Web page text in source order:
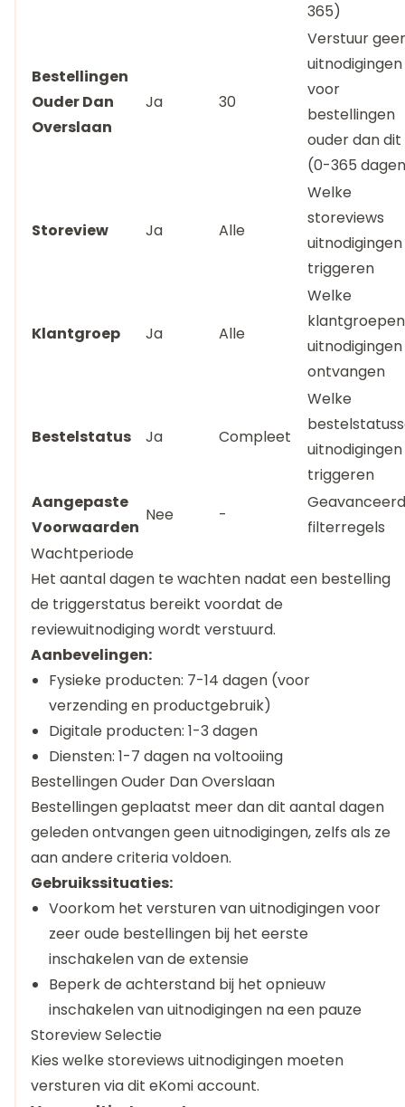
365)
Bestellingen
Ouder Dan
Overslaan
Ja 30
Verstuur
uitnodigingen
voor
bestellingen
ouder dan dit
(0-365
Storeview Ja Alle
Welke
storeviews
uitnodigingen
triggeren
Klantgroep Ja Alle
Welke
klantgroepen
uitnodigingen
ontvangen
Bestelstatus Ja Compleet
Welke
uitnodigingen
triggeren
Aangepaste
Voorwaarden
Nee -
filterregels
Wachtperiode
Het aantal dagen te wachten nadat een bestelling
de triggerstatus bereikt voordat de
reviewuitnodiging wordt verstuurd.
Aanbevelingen:
Fysieke producten: 7-14 dagen (voor
verzending en productgebruik)
Digitale producten: 1-3 dagen
Diensten: 1-7 dagen na voltooiing
Bestellingen Ouder Dan Overslaan
Bestellingen geplaatst meer dan dit aantal dagen
geleden ontvangen geen uitnodigingen, zelfs als ze
aan andere criteria voldoen.
Gebruikssituaties:
Voorkom het versturen van uitnodigingen voor
zeer oude bestellingen bij het eerste
inschakelen van de extensie
Beperk de achterstand bij het opnieuw
inschakelen van uitnodigingen na een pauze
Storeview Selectie
Kies welke storeviews uitnodigingen moeten
versturen via dit eKomi account.